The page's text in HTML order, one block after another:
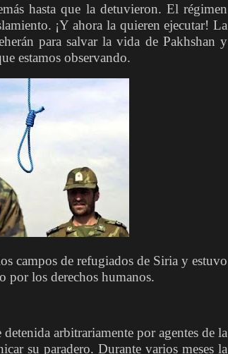
hasta que la detuvieron. El régimen
¡Y ahora la quieren ejecutar! La
para salvar la vida de Pakhshan y
estamos observando.
campos de refugiados de Siria y estuvo
por los derechos humanos.
arbitrariamente por agentes de la
su paradero. Durante varios meses la